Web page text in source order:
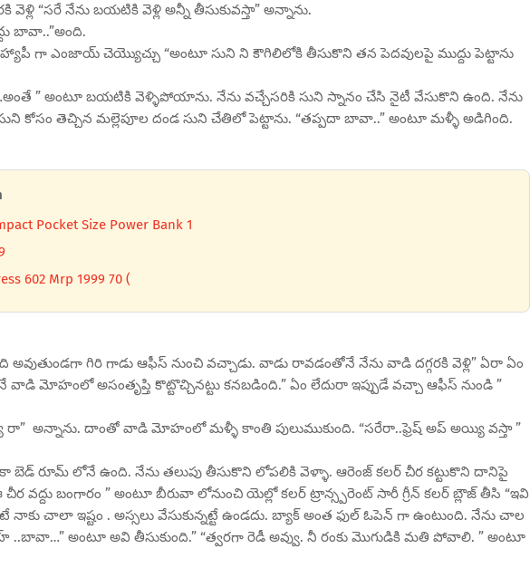
వెళ్లి “సరే నేను బయటికి వెళ్లి అన్నీ తీసుకువస్తా” అన్నాను.
బావా..”అంది.
హ్యాపీ గా ఎంజాయ్ చెయ్యొచ్చు “అంటూ సుని ని కౌగిలిలోకి తీసుకొని తన పెదవులపై ముద్దు పెట్టాను
” అంటూ బయటికి వెళ్ళిపోయాను. నేను వచ్చేసరికి సుని స్నానం చేసి నైటీ వేసుకొని ఉంది. నేను
కోసం తెచ్చిన మల్లెపూల దండ సుని చేతిలో పెట్టాను. “తప్పదా బావా..” అంటూ మళ్ళీ అడిగింది.
Pocket Size Power Bank 1
602 Mrp 1999 70 (
గిరి గాడు ఆఫీస్ నుంచి వచ్చాడు. వాడు రావడంతోనే నేను వాడి దగ్గరకి వెళ్లి” ఏరా ఏం
వాడి మోహంలో అసంతృప్తి కొట్టొచ్చినట్టు కనబడింది.” ఏం లేదురా ఇప్పుడే వచ్చా ఆఫీస్ నుండి ”
అన్నాను. దాంతో వాడి మోహంలో మళ్ళీ కాంతి పులుముకుంది. “సరేరా..ఫ్రెష్ అప్ అయ్యి వస్తా ”
బెడ్ రూమ్ లోనే ఉంది. నేను తలుపు తీసుకొని లోపలికి వెళ్ళా. ఆరెంజ్ కలర్ చీర కట్టుకొని దానిపై
చీర వద్దు బంగారం ” అంటూ బీరువా లోనుంచి యెల్లో కలర్ ట్రాన్స్పరెంట్ సారీ గ్రీన్ కలర్ బ్లౌజ్ తీసి “ఇవి
నాకు చాలా ఇష్టం . అస్సలు వేసుకున్నట్టే ఉండదు. బ్యాక్ అంత ఫుల్ ఓపెన్ గా ఉంటుంది. నేను చాల
..బావా…” అంటూ అవి తీసుకుంది.” “త్వరగా రెడీ అవ్వు. నీ రంకు మొగుడికి మతి పోవాలి. ” అంటూ